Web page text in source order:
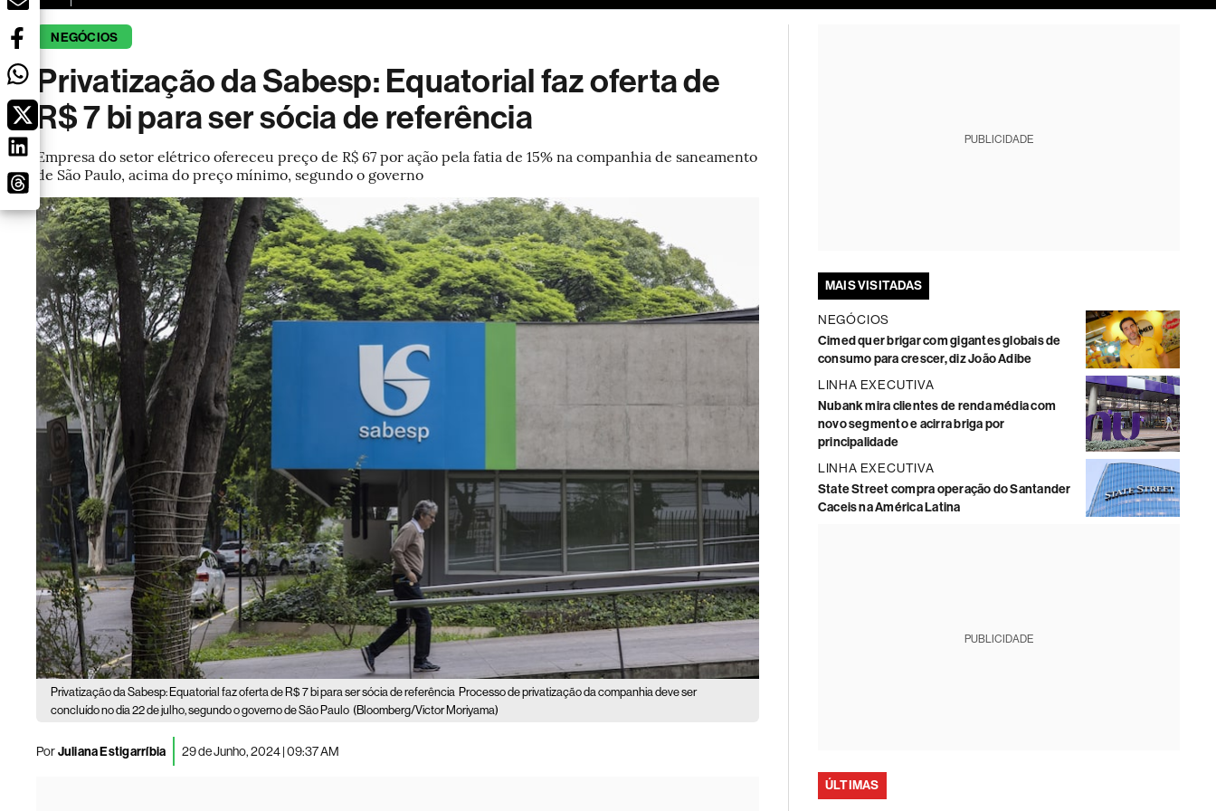
NEGÓCIOS
Privatização da Sabesp: Equatorial faz oferta de
R$ 7 bi para ser sócia de referência
Empresa do setor elétrico ofereceu preço de R$ 67 por ação pela fatia de 15% na companhia de saneamento
de São Paulo, acima do preço mínimo, segundo o governo
Privatização da Sabesp: Equatorial faz oferta de R$ 7 bi para ser sócia de referência Processo de privatização da companhia deve ser
concluído no dia 22 de julho, segundo o governo de São Paulo (Bloomberg/Victor Moriyama)
PorJuliana Estigarríbia 29 de Junho, 2024 | 09:37 AM
PUBLICIDADE
MAIS VISITADAS
NEGÓCIOS
Cimed quer brigar com gigantes globais de
consumo para crescer, diz João Adibe
LINHA EXECUTIVA
Nubank mira clientes de renda média com
novo segmento e acirra briga por
principalidade
LINHA EXECUTIVA
State Street compra operação do Santander
Caceis na América Latina
PUBLICIDADE
ÚLTIMAS